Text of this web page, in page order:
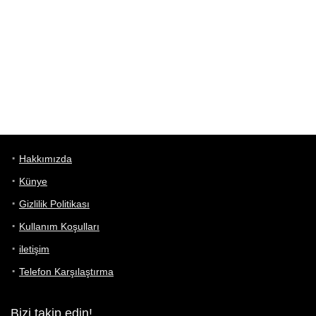
Hakkımızda
Künye
Gizlilik Politikası
Kullanım Koşulları
iletişim
Telefon Karşılaştırma